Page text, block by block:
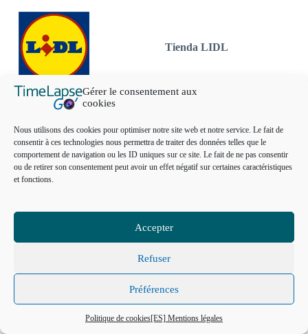
Gérer le consentement aux
cookies
Nous utilisons des cookies pour optimiser notre site web et notre service. Le fait de
consentir à ces technologies nous permettra de traiter des données telles que le
comportement de navigation ou les ID uniques sur ce site. Le fait de ne pas consentir
ou de retirer son consentement peut avoir un effet négatif sur certaines caractéristiques
et fonctions.
Accepter
Refuser
Préférences
Politique de cookies[ES] Mentions légales
Tienda LIDL
Centro comercial
CONSULTER LES